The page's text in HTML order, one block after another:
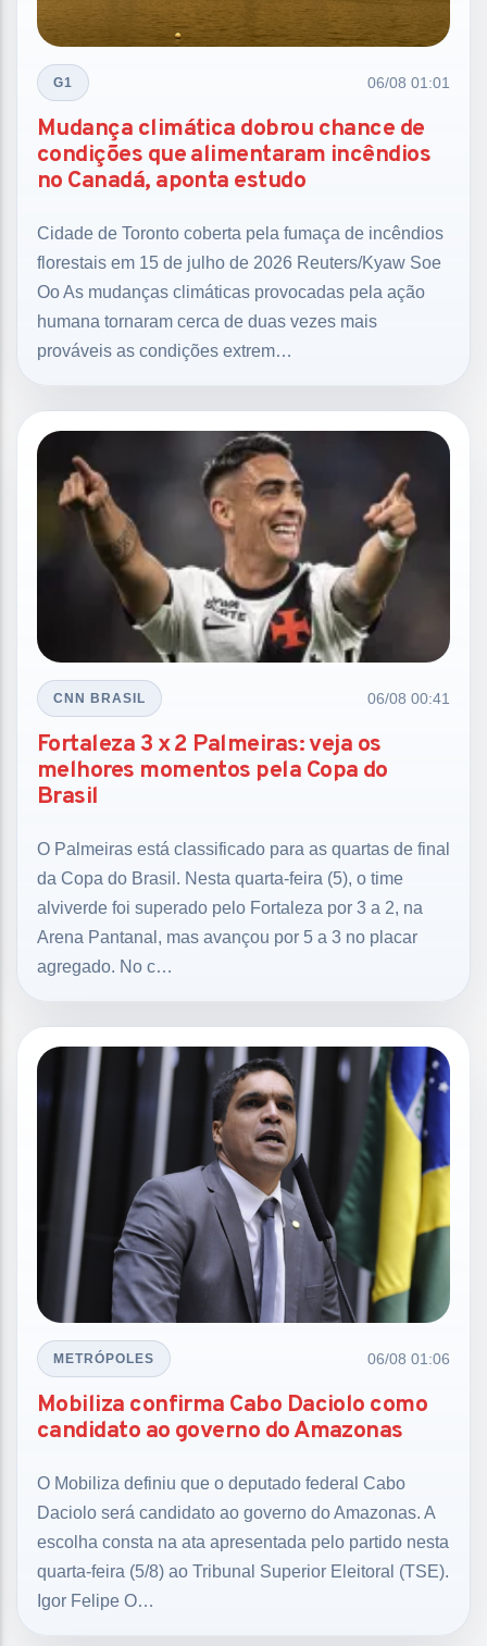
G1 06/08 01:01
Mudança climática dobrou chance de
condições que alimentaram incêndios
no Canadá, aponta estudo
Cidade de Toronto coberta pela fumaça de incêndios
florestais em 15 de julho de 2026 Reuters/Kyaw Soe
Oo As mudanças climáticas provocadas pela ação
humana tornaram cerca de duas vezes mais
prováveis as condições extrem…
CNN BRASIL 06/08 00:41
Fortaleza 3 x 2 Palmeiras: veja os
melhores momentos pela Copa do
Brasil
O Palmeiras está classificado para as quartas de final
da Copa do Brasil. Nesta quarta-feira (5), o time
alviverde foi superado pelo Fortaleza por 3 a 2, na
Arena Pantanal, mas avançou por 5 a 3 no placar
agregado. No c…
METRÓPOLES 06/08 01:06
Mobiliza confirma Cabo Daciolo como
candidato ao governo do Amazonas
O Mobiliza definiu que o deputado federal Cabo
Daciolo será candidato ao governo do Amazonas. A
escolha consta na ata apresentada pelo partido nesta
quarta-feira (5/8) ao Tribunal Superior Eleitoral (TSE).
Igor Felipe O…